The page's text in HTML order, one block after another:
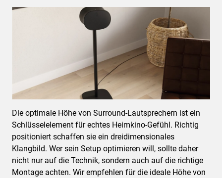
Die optimale Höhe von Surround-Lautsprechern ist ein
Schlüsselelement für echtes Heimkino-Gefühl. Richtig
positioniert schaffen sie ein dreidimensionales
Klangbild. Wer sein Setup optimieren will, sollte daher
nicht nur auf die Technik, sondern auch auf die richtige
Montage achten. Wir empfehlen für die ideale Höhe von